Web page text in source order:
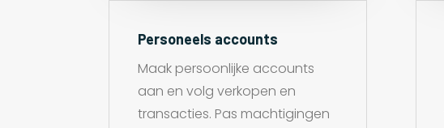
Personeels accounts
Maak persoonlijke accounts
aan en volg verkopen en
transacties. Pas machtigingen